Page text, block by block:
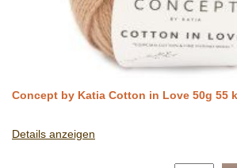
Concept by Katia Cotton in Love 50g 55
Details anzeigen